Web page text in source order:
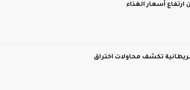
أسعار الغذاء
تكشف محاولات اختراق